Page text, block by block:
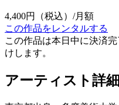
4,400円
（税込）/月額
この作品をレンタルする
この作品は本日中に決済完
けします。
アーティスト詳細